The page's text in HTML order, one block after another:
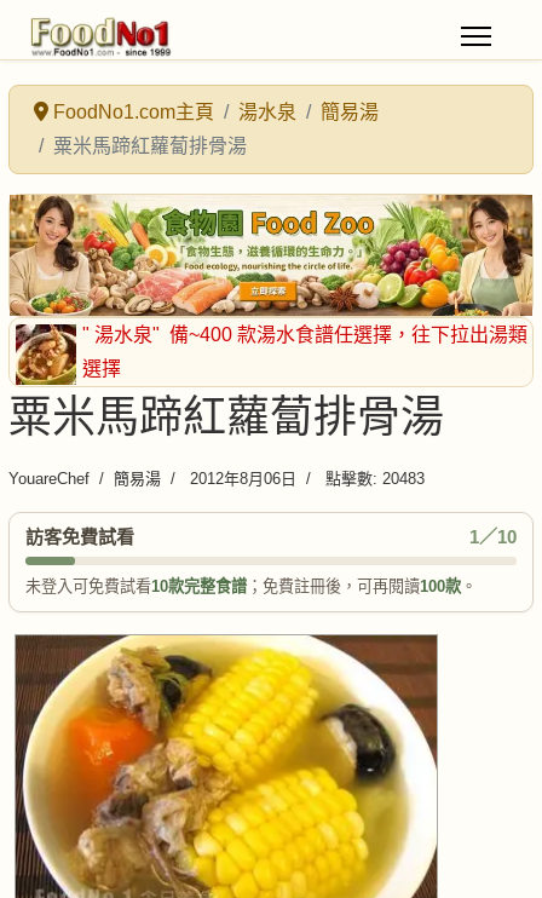
FoodNo1.com主頁 湯水泉
簡易湯
粟米馬蹄紅蘿蔔排骨湯
" 湯水泉" 備~400 款湯水食譜任選擇 ，往下拉出湯類
選擇
粟米馬蹄紅蘿蔔排骨湯
YouareChef 簡易湯 2012年8月06日 點擊數: 20483
訪客免費試看 1／10
未登入可免費試看10款完整食譜 ；免費註冊後，可再閱讀100款 。